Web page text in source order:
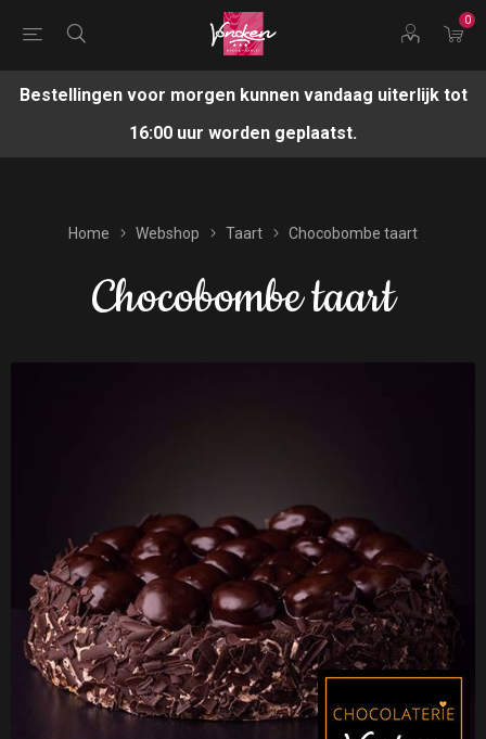
0
Bestellingen voor morgen kunnen vandaag uiterlijk tot
16:00 uur worden geplaatst.
Home Webshop Taart Chocobombe taart
Chocobombe taart